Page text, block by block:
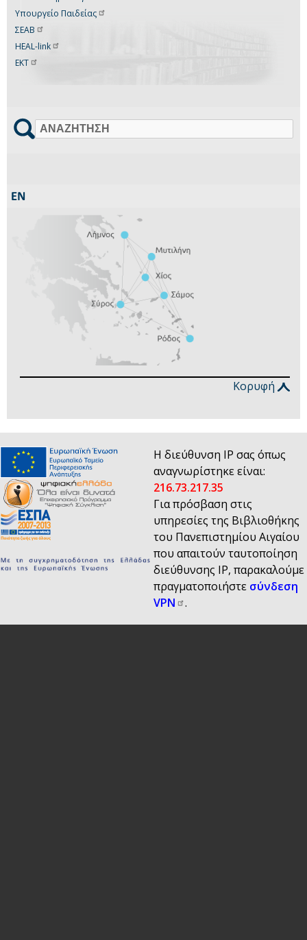
Υπουργείο Παιδείας
ΣΕΑΒ
HEAL-link
ΕΚΤ
Αναζήτηση
Κορυφή
Η διεύθυνση IP σας όπως
αναγνωρίστηκε είναι:
216.73.217.35
Για πρόσβαση στις
υπηρεσίες της Βιβλιοθήκης
του Πανεπιστημίου Αιγαίου
που απαιτούν ταυτοποίηση
διεύθυνσης IP, παρακαλούμε
πραγματοποιήστε σύνδεση
VPN
.